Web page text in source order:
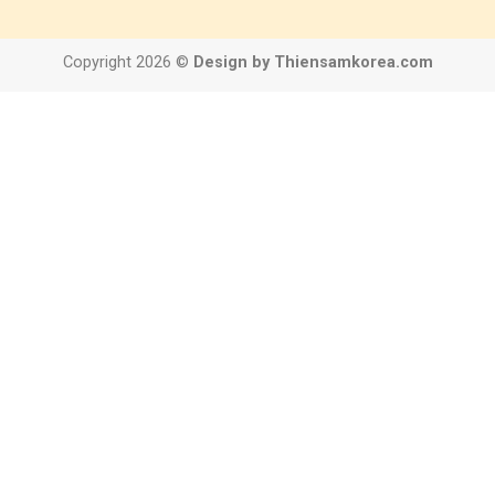
Copyright 2026 © Design by Thiensamkorea.com